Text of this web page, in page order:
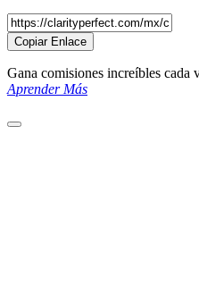
Copiar Enlace
Gana comisiones increíbles cada
Aprender Más